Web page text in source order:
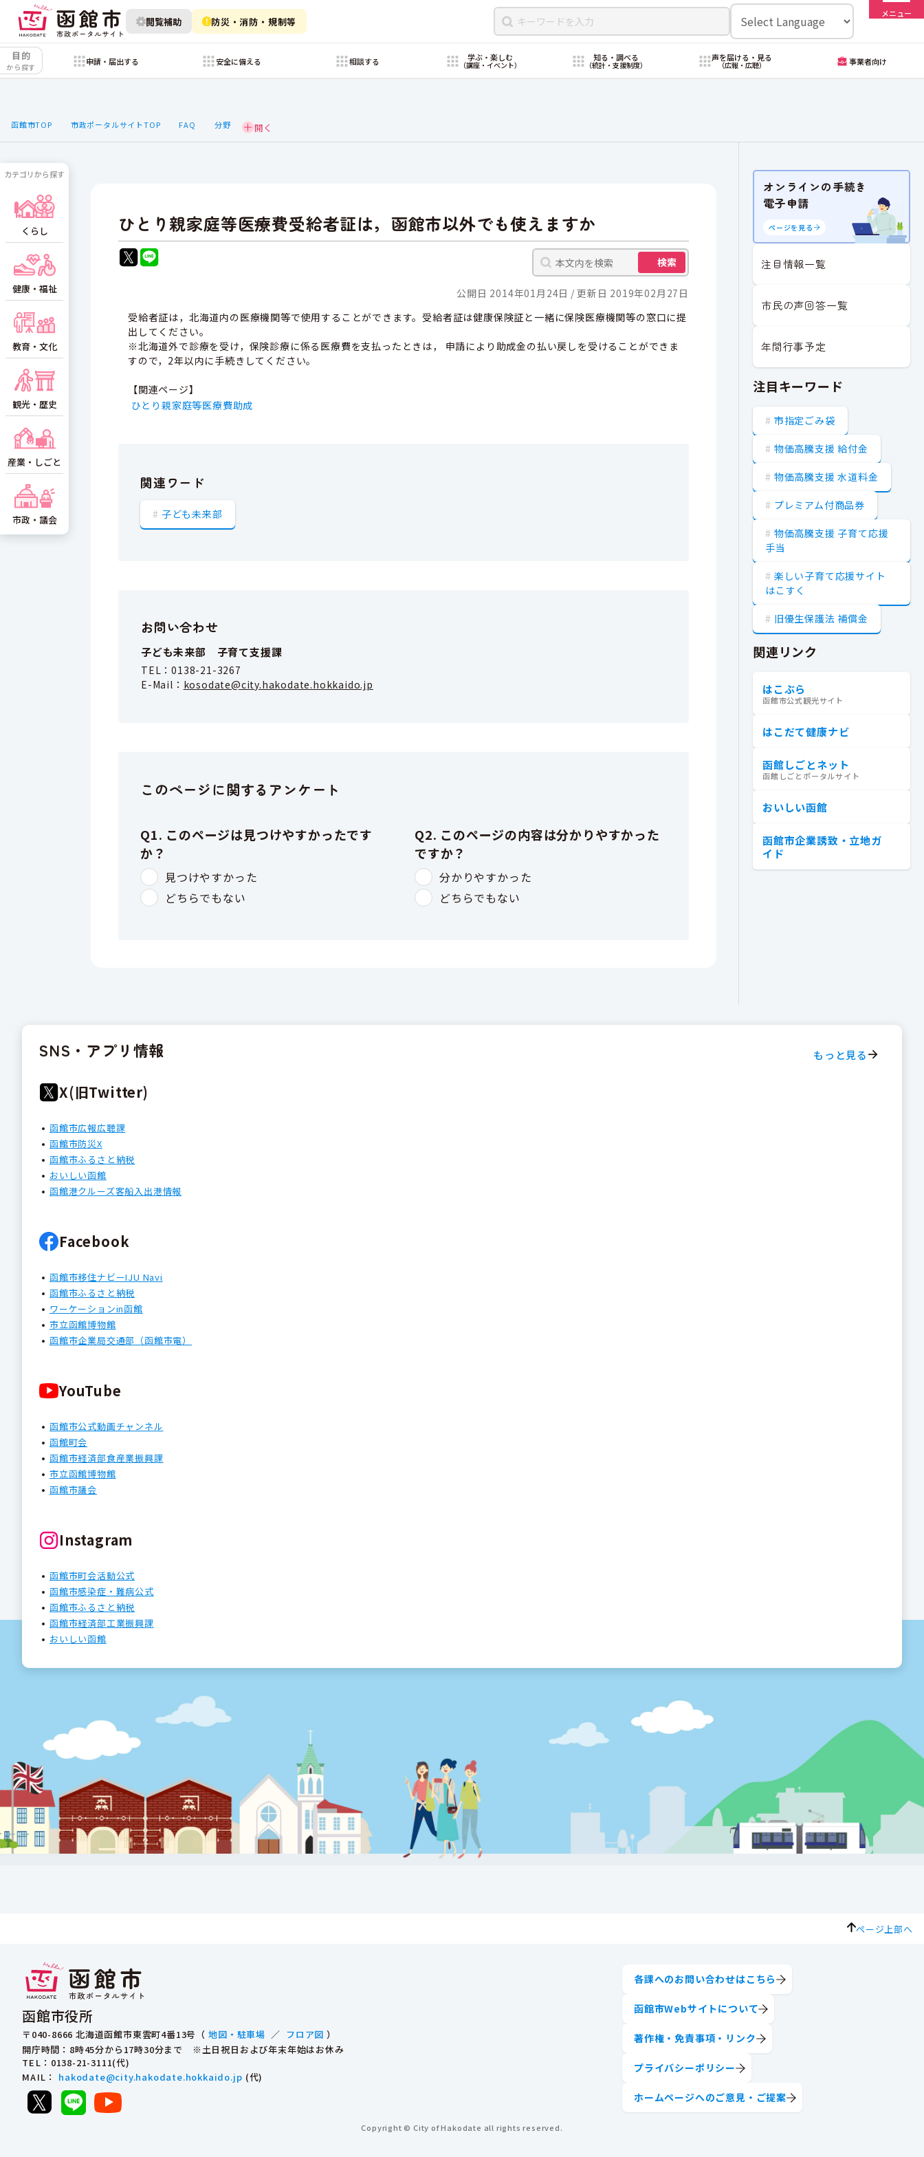
閲覧補助 防災・消防・規制等
メニュー
目的
から探す
申請・届出する 安全に備える 相談する 学ぶ・楽しむ
（講座・イベント）
知る・調べる
（統計・支援制度）
声を届ける・見る
（広報・広聴） 事業者向け
函館市TOP 市政ポータルサイトTOP FAQ 分野
ひとり親家庭等医療費受給者証は，函館市以外でも使えますか
検索
公開日 2014年01月24日
更新日 2019年02月27日
受給者証は，北海道内の医療機関等で使用することができます。受給者証は健康保険証と一緒に保険医療機関等の窓口に提
出してください。
※北海道外で診療を受け，保険診療に係る医療費を支払ったときは， 申請により助成金の払い戻しを受けることができま
すので，2年以内に手続きしてください。
【関連ページ】
ひとり親家庭等医療費助成
関連ワード
子ども未来部
お問い合わせ
子ども未来部 子育て支援課
TEL：0138-21-3267
E-Mail： kosodate@city.hakodate.hokkaido.jp
このページに関するアンケート
カテゴリから探す
くらし
健康・福祉
教育・文化
観光・歴史
産業・しごと
市政・議会
オンラインの手続き
電子申請
ページを見る
注目情報一覧
市民の声回答一覧
年間行事予定
注目キーワード
市指定ごみ袋
物価高騰支援 給付金
物価高騰支援 水道料金
プレミアム付商品券
物価高騰支援 子育て応援
手当
楽しい子育て応援サイト
はこすく
旧優生保護法 補償金
関連リンク
はこぶら
函館市公式観光サイト
はこだて健康ナビ
函館しごとネット
函館しごとポータルサイト
おいしい函館
函館市企業誘致・立地ガ
イド
SNS・アプリ情報 もっと見る
X(旧Twitter)
函館市広報広聴課
函館市防災X
函館市ふるさと納税
おいしい函館
函館港クルーズ客船入出港情報
Facebook
函館市移住ナビーIJU Navi
函館市ふるさと納税
ワーケーションin函館
市立函館博物館
函館市企業局交通部（函館市電）
YouTube
函館市公式動画チャンネル
函館町会
函館市経済部食産業振興課
市立函館博物館
函館市議会
Instagram
函館市町会活動公式
函館市感染症・難病公式
函館市ふるさと納税
函館市経済部工業振興課
おいしい函館
ページ上部へ
函館市役所
〒040-8666 北海道函館市東雲町4番13号（ 地図・駐車場 ／ フロア図 ）
開庁時間：8時45分から17時30分まで ※土日祝日および年末年始はお休み
TEL ：0138-21-3111(代)
MAIL ： hakodate@city.hakodate.hokkaido.jp (代)
各課へのお問い合わせはこちら
函館市Webサイトについて
著作権・免責事項・リンク
プライバシーポリシー
ホームページへのご意見・ご提案
Copyright © City of Hakodate all rights reserved.